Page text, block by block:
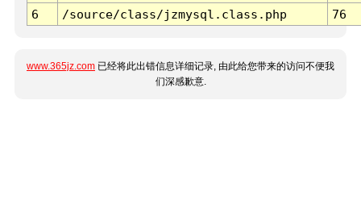
6
/source/class/jzmysql.class.php 76
www.365jz.com 已经将此出错信息详细记录, 由此给您带来的访问不便我
们深感歉意.